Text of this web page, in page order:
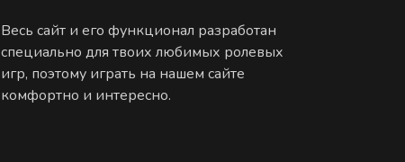
Весь сайт и его функционал разработан
специально для твоих любимых ролевых
игр, поэтому играть на нашем сайте
комфортно и интересно.